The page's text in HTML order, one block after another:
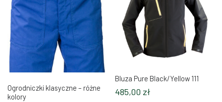
Ogrodniczki klasyczne – różne
kolory
Bluza Pure Black/Yellow 111
485,00 zł